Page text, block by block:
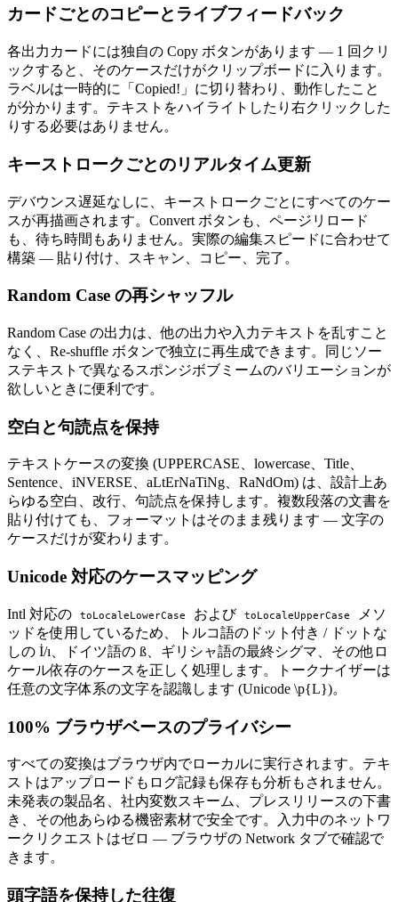
カードごとのコピーとライブフィードバック
各出力カードには独自の Copy ボタンがあります — 1 回クリ
ックすると、そのケースだけがクリップボードに入ります。
ラベルは一時的に「Copied!」に切り替わり、動作したこと
が分かります。テキストをハイライトしたり右クリックした
りする必要はありません。
キーストロークごとのリアルタイム更新
デバウンス遅延なしに、キーストロークごとにすべてのケー
スが再描画されます。Convert ボタンも、ページリロード
も、待ち時間もありません。実際の編集スピードに合わせて
構築 — 貼り付け、スキャン、コピー、完了。
Random Case の再シャッフル
Random Case の出力は、他の出力や入力テキストを乱すこと
なく、Re-shuffle ボタンで独立に再生成できます。同じソー
ステキストで異なるスポンジボブミームのバリエーションが
欲しいときに便利です。
空白と句読点を保持
テキストケースの変換 (UPPERCASE、lowercase、Title、
Sentence、iNVERSE、aLtErNaTiNg、RaNdOm) は、設計上あ
らゆる空白、改行、句読点を保持します。複数段落の文書を
貼り付けても、フォーマットはそのまま残ります — 文字の
ケースだけが変わります。
Unicode 対応のケースマッピング
Intl 対応の toLocaleLowerCase および toLocaleUpperCase
メソ
ッドを使用しているため、トルコ語のドット付き / ドットな
しの İ/ı、ドイツ語の ß、ギリシャ語の最終シグマ、その他ロ
ケール依存のケースを正しく処理します。トークナイザーは
任意の文字体系の文字を認識します (Unicode \p{L})。
100% ブラウザベースのプライバシー
すべての変換はブラウザ内でローカルに実行されます。テキ
ストはアップロードもログ記録も保存も分析もされません。
未発表の製品名、社内変数スキーム、プレスリリースの下書
き、その他あらゆる機密素材で安全です。入力中のネットワ
ークリクエストはゼロ — ブラウザの Network タブで確認で
きます。
頭字語を保持した往復